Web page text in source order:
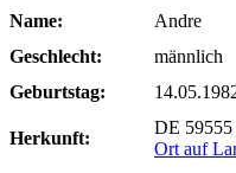
Name:
Andre
Geschlecht:
männlich
Geburtstag:
Herkunft:
DE 59555
Ort auf